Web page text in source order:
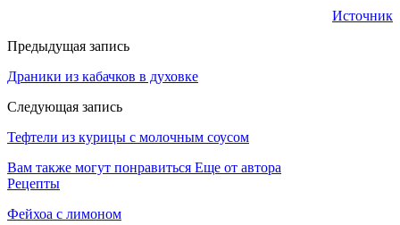
Источник
Предыдущая запись
Драники из кабачков в духовке
Следующая запись
Тефтели из курицы с молочным соусом
Вам также могут понравиться Еще от автора
Рецепты
Фейхоа с лимоном